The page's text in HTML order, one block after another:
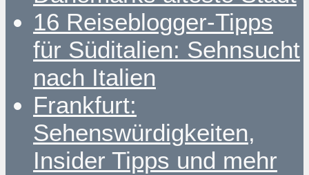
16 Reiseblogger-Tipps
für Süditalien: Sehnsucht
nach Italien
Frankfurt:
Sehenswürdigkeiten,
Insider Tipps und mehr